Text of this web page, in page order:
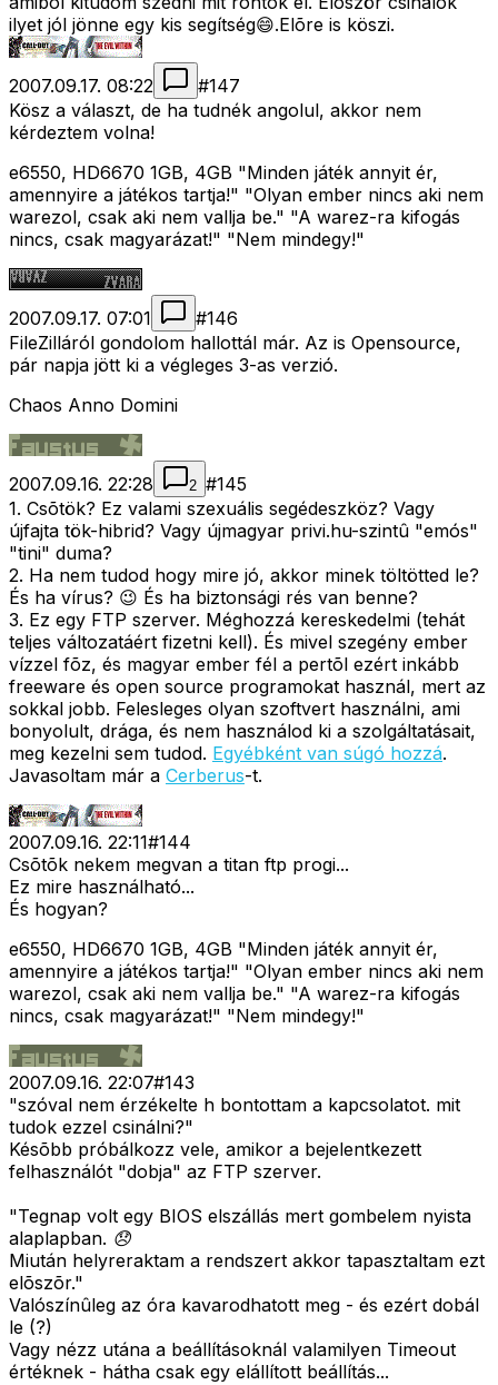
ilyet jól jönne egy kis segítség😄.Elõre is köszi.
2007.09.17. 08:22 #147
Kösz a választ, de ha tudnék angolul, akkor nem
kérdeztem volna!
e6550, HD6670 1GB, 4GB "Minden játék annyit ér,
amennyire a játékos tartja!" "Olyan ember nincs aki nem
warezol, csak aki nem vallja be." "A warez-ra kifogás
nincs, csak magyarázat!" "Nem mindegy!"
2007.09.17. 07:01 #146
FileZilláról gondolom hallottál már. Az is Opensource,
pár napja jött ki a végleges 3-as verzió.
Chaos Anno Domini
2007.09.16. 22:28 2 #145
1. Csõtök? Ez valami szexuális segédeszköz? Vagy
újfajta tök-hibrid? Vagy újmagyar privi.hu-szintû "emós"
"tini" duma?
2. Ha nem tudod hogy mire jó, akkor minek töltötted le?
És ha vírus? 😉 És ha biztonsági rés van benne?
3. Ez egy FTP szerver. Méghozzá kereskedelmi (tehát
teljes változatáért fizetni kell). És mivel szegény ember
vízzel fõz, és magyar ember fél a pertõl ezért inkább
freeware és open source programokat használ, mert az
sokkal jobb. Felesleges olyan szoftvert használni, ami
bonyolult, drága, és nem használod ki a szolgáltatásait,
meg kezelni sem tudod. Egyébként van súgó hozzá.
Javasoltam már a Cerberus-t.
2007.09.16. 22:11#144
Csõtõk nekem megvan a titan ftp progi...
Ez mire használható...
És hogyan?
e6550, HD6670 1GB, 4GB "Minden játék annyit ér,
amennyire a játékos tartja!" "Olyan ember nincs aki nem
warezol, csak aki nem vallja be." "A warez-ra kifogás
nincs, csak magyarázat!" "Nem mindegy!"
2007.09.16. 22:07#143
"szóval nem érzékelte h bontottam a kapcsolatot. mit
tudok ezzel csinálni?"
Késõbb próbálkozz vele, amikor a bejelentkezett
felhasználót "dobja" az FTP szerver.
"Tegnap volt egy BIOS elszállás mert gombelem nyista
alaplapban. 😞
Miután helyreraktam a rendszert akkor tapasztaltam ezt
elõszõr."
Valószínûleg az óra kavarodhatott meg - és ezért dobál
le (?)
Vagy nézz utána a beállításoknál valamilyen Timeout
értéknek - hátha csak egy elállított beállítás...